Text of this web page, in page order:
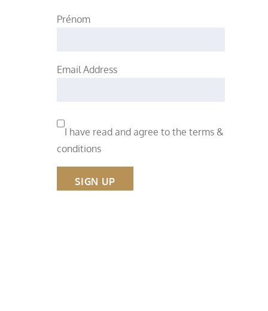
Prénom
Email Address
I have read and agree to the terms &
conditions